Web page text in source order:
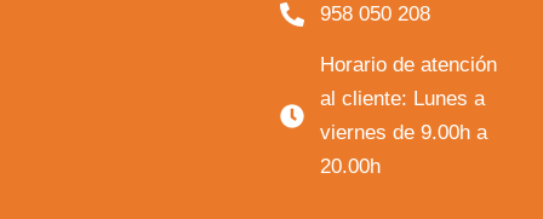
958 050 208
Horario de atención
al cliente: Lunes a
viernes de 9.00h a
20.00h